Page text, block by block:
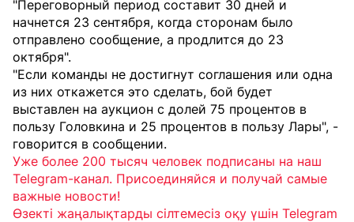
"Переговорный период составит 30 дней и
начнется 23 сентября, когда сторонам было
отправлено сообщение, а продлится до 23
октября".
"Если команды не достигнут соглашения или одна
из них откажется это сделать, бой будет
выставлен на аукцион с долей 75 процентов в
пользу Головкина и 25 процентов в пользу Лары", -
говорится в сообщении.
Уже более 200 тысяч человек подписаны на наш
Telegram-канал. Присоединяйся и получай самые
важные новости!
Өзекті жаңалықтарды сілтемесіз оқу үшін Telegram